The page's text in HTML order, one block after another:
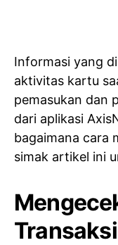
Informasi yang
aktivitas kartu
pemasukan dan
dari aplikasi
bagaimana cara
simak artikel ini